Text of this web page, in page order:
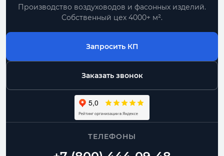
Производство воздуховодов и фасонных изделий.
Собственный цех 4000+ м².
Запросить КП
Заказать звонок
ТЕЛЕФОНЫ